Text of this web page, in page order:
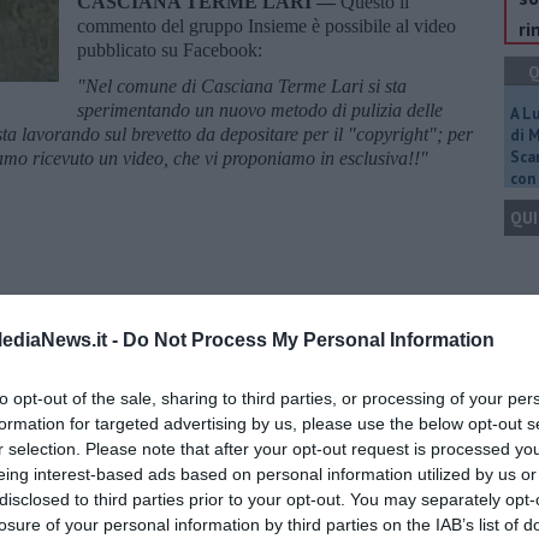
- Do Not Process My Personal Information
opt-out of the sale, sharing to third parties, or processing of your
for targeted advertising by us, please use the below opt-out
selection. Please note that after your opt-out request is processed
interest-based ads based on personal information utilized by us
to third parties prior to your opt-out. You may separately
of your personal information by third parties on the IAB’s list of
commento del gruppo Insieme è possibile al video
pubblicato su Facebook:
"Nel comune di Casciana Terme Lari si sta
sperimentando un nuovo metodo di pulizia delle
lavorando sul brevetto da depositare per il "copyright"; per
ricevuto un video, che vi proponiamo in esclusiva!!"
A
di
QUI